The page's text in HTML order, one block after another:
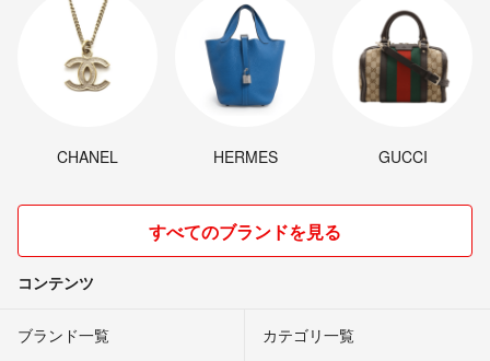
CHANEL HERMES GUCCI
すべてのブランドを見る
コンテンツ
ブランド一覧 カテゴリ一覧